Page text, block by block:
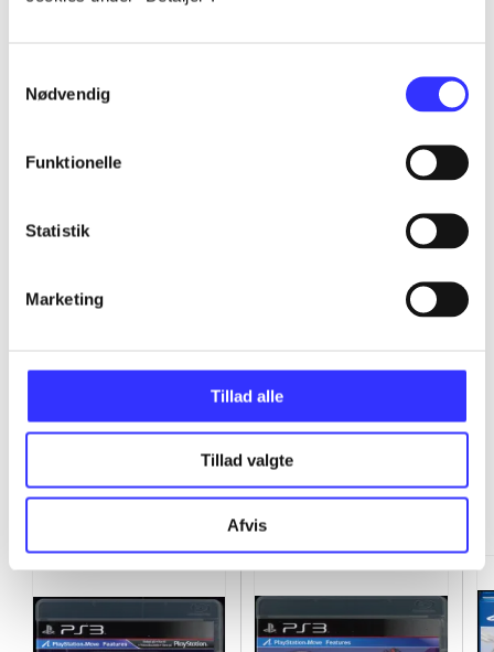
Nødvendig
Funktionelle
Statistik
Marketing
Tillad alle
Tillad valgte
Afvis
Minder om